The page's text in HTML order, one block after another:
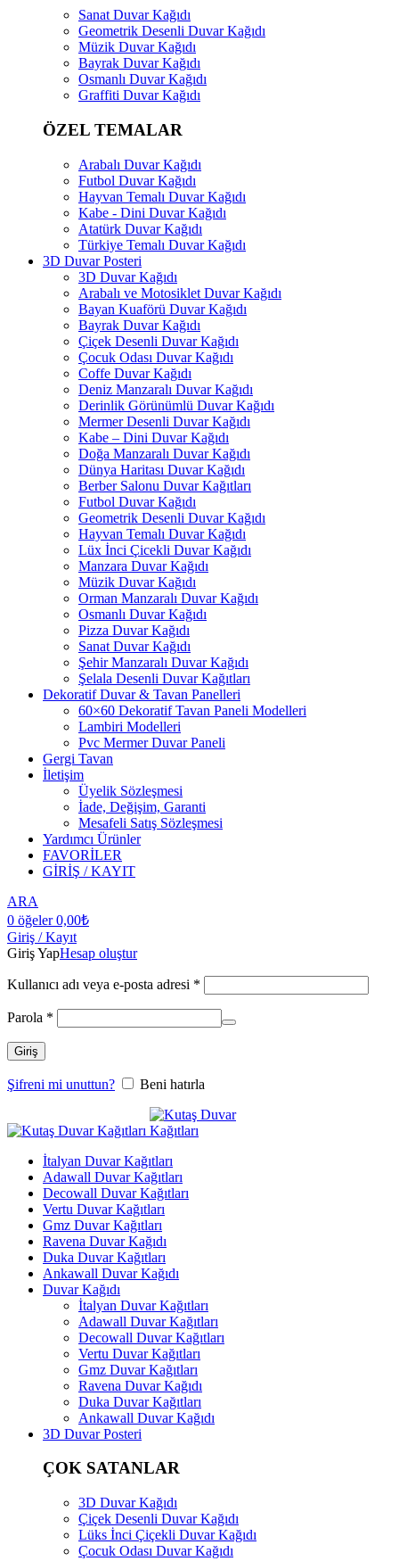
Sanat Duvar Kağıdı
Geometrik Desenli Duvar Kağıdı
Müzik Duvar Kağıdı
Bayrak Duvar Kağıdı
Osmanlı Duvar Kağıdı
Graffiti Duvar Kağıdı
ÖZEL TEMALAR
Arabalı Duvar Kağıdı
Futbol Duvar Kağıdı
Hayvan Temalı Duvar Kağıdı
Kabe - Dini Duvar Kağıdı
Atatürk Duvar Kağıdı
Türkiye Temalı Duvar Kağıdı
3D Duvar Posteri
3D Duvar Kağıdı
Arabalı ve Motosiklet Duvar Kağıdı
Bayan Kuaförü Duvar Kağıdı
Bayrak Duvar Kağıdı
Çiçek Desenli Duvar Kağıdı
Çocuk Odası Duvar Kağıdı
Coffe Duvar Kağıdı
Deniz Manzaralı Duvar Kağıdı
Derinlik Görünümlü Duvar Kağıdı
Mermer Desenli Duvar Kağıdı
Kabe – Dini Duvar Kağıdı
Doğa Manzaralı Duvar Kağıdı
Dünya Haritası Duvar Kağıdı
Berber Salonu Duvar Kağıtları
Futbol Duvar Kağıdı
Geometrik Desenli Duvar Kağıdı
Hayvan Temalı Duvar Kağıdı
Lüx İnci Çicekli Duvar Kağıdı
Manzara Duvar Kağıdı
Müzik Duvar Kağıdı
Orman Manzaralı Duvar Kağıdı
Osmanlı Duvar Kağıdı
Pizza Duvar Kağıdı
Sanat Duvar Kağıdı
Şehir Manzaralı Duvar Kağıdı
Şelala Desenli Duvar Kağıtları
Dekoratif Duvar & Tavan Panelleri
60×60 Dekoratif Tavan Paneli Modelleri
Lambiri Modelleri
Pvc Mermer Duvar Paneli
Gergi Tavan
İletişim
Üyelik Sözleşmesi
İade, Değişim, Garanti
Mesafeli Satış Sözleşmesi
Yardımcı Ürünler
FAVORİLER
GİRİŞ / KAYIT
ARA
0 öğeler 0,00₺
Giriş / Kayıt
Giriş YapHesap oluştur
Kullanıcı adı veya e-posta adresi *
Parola *
Giriş
Şifreni mi unuttun? Beni hatırla
İtalyan Duvar Kağıtları
Adawall Duvar Kağıtları
Decowall Duvar Kağıtları
Vertu Duvar Kağıtları
Gmz Duvar Kağıtları
Ravena Duvar Kağıdı
Duka Duvar Kağıtları
Ankawall Duvar Kağıdı
Duvar Kağıdı
İtalyan Duvar Kağıtları
Adawall Duvar Kağıtları
Decowall Duvar Kağıtları
Vertu Duvar Kağıtları
Gmz Duvar Kağıtları
Ravena Duvar Kağıdı
Duka Duvar Kağıtları
Ankawall Duvar Kağıdı
3D Duvar Posteri
ÇOK SATANLAR
3D Duvar Kağıdı
Çiçek Desenli Duvar Kağıdı
Lüks İnci Çiçekli Duvar Kağıdı
Çocuk Odası Duvar Kağıdı